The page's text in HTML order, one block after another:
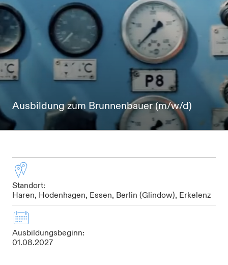
Ausbildung zum Brunnenbauer (m/w/d)
Standort:
Haren, Hodenhagen, Essen, Berlin (Glindow), Erkelenz
Ausbildungsbeginn:
01.08.2027